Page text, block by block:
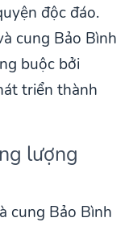
độc đáo.
cung Bảo Bình
buộc bởi
triển thành
lượng
cung Bảo Bình